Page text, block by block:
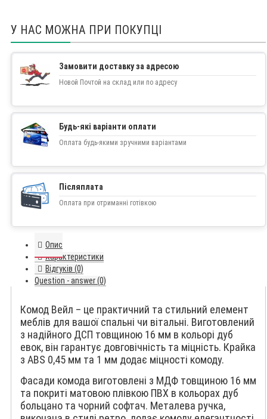
У НАС МОЖНА ПРИ ПОКУПЦІ
Замовити доставку за адресою
Новой Почтой на склад или по адресу
Будь-які варіанти оплати
Оплата будь-якими зручними варіантами
Післяплата
Оплата при отриманні готівкою
Опис
Характеристики
Відгуків (0)
Question - answer (0)
Комод Вейл – це практичний та стильний елемент
меблів для вашої спальні чи вітальні. Виготовлений
з надійного ДСП товщиною 16 мм в кольорі дуб
евок, він гарантує довговічність та міцність. Крайка
з ABS 0,45 мм та 1 мм додає міцності комоду.
Фасади комода виготовлені з МДФ товщиною 16 мм
та покриті матовою плівкою ПВХ в кольорах дуб
больцано та чорний софтач. Металева ручка,